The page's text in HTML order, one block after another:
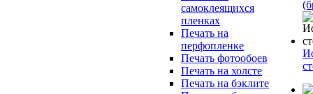
самоклеящихся
пленках
Печать на
перфопленке
Печать фотообоев
Печать на холсте
Печать на бэклите